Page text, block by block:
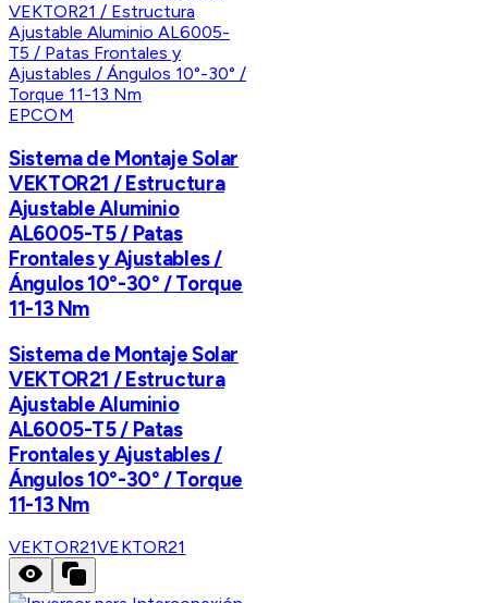
EPCOM
Sistema de Montaje Solar
VEKTOR21 / Estructura
Ajustable Aluminio
AL6005-T5 / Patas
Frontales y Ajustables /
Ángulos 10°-30° / Torque
11-13 Nm
Sistema de Montaje Solar
VEKTOR21 / Estructura
Ajustable Aluminio
AL6005-T5 / Patas
Frontales y Ajustables /
Ángulos 10°-30° / Torque
11-13 Nm
VEKTOR21VEKTOR21